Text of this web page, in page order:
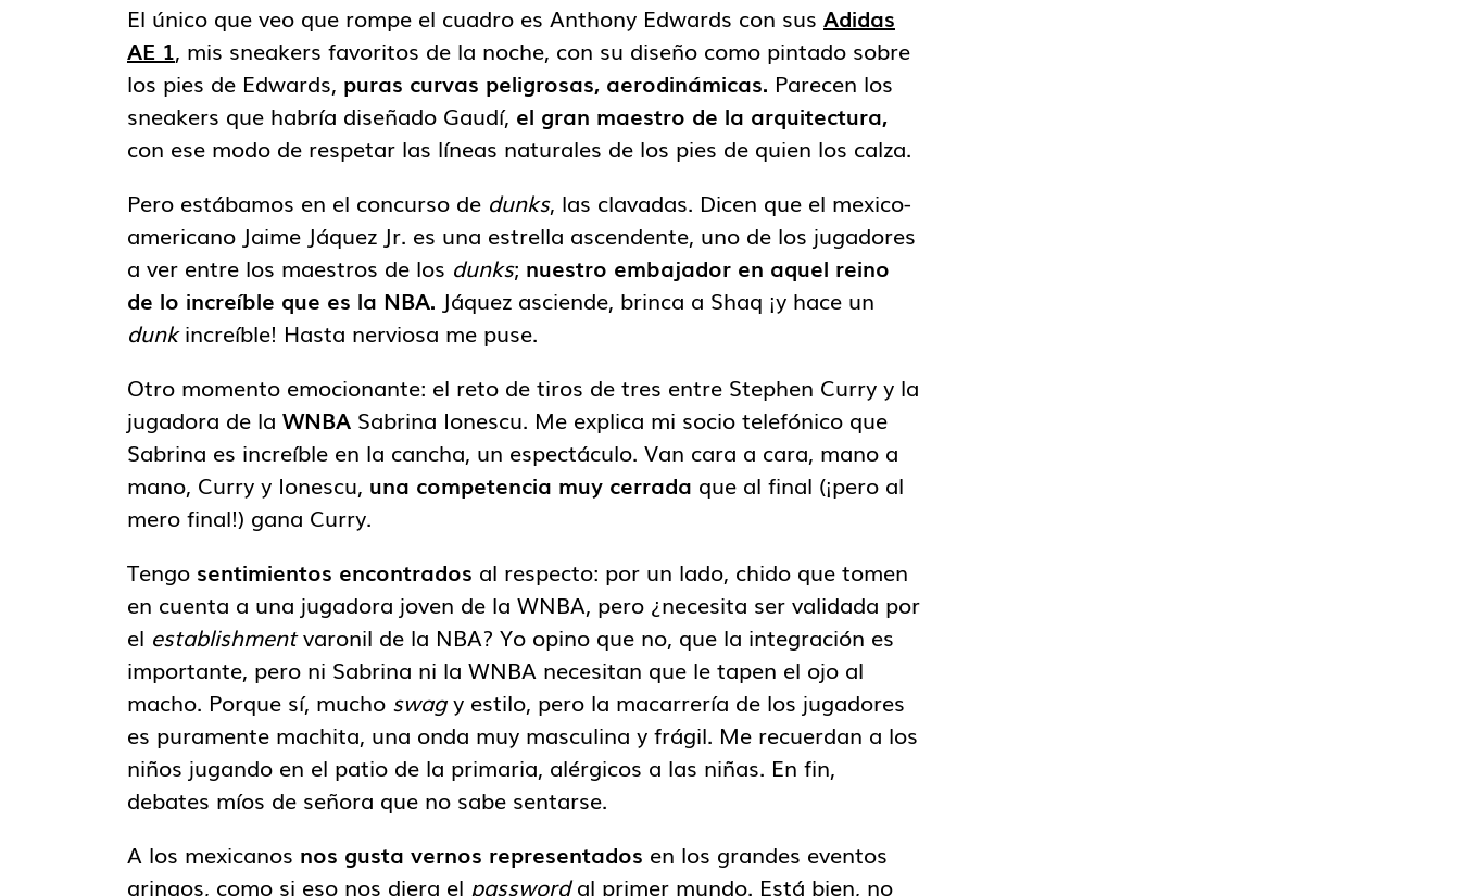
El único que veo que rompe el cuadro es Anthony Edwards con sus Adidas
AE 1, mis sneakers favoritos de la noche, con su diseño como pintado sobre
los pies de Edwards, puras curvas peligrosas, aerodinámicas. Parecen los
sneakers que habría diseñado Gaudí, el gran maestro de la arquitectura,
con ese modo de respetar las líneas naturales de los pies de quien los calza.
Pero estábamos en el concurso de dunks, las clavadas. Dicen que el mexico-
americano Jaime Jáquez Jr. es una estrella ascendente, uno de los jugadores
a ver entre los maestros de los dunks; nuestro embajador en aquel reino
de lo increíble que es la NBA. Jáquez asciende, brinca a Shaq ¡y hace un
dunkincreíble! Hasta nerviosa me puse.
Otro momento emocionante: el reto de tiros de tres entre Stephen Curry y la
jugadora de la WNBA Sabrina Ionescu. Me explica mi socio telefónico que
Sabrina es increíble en la cancha, un espectáculo. Van cara a cara, mano a
mano, Curry y Ionescu, una competencia muy cerrada que al final (¡pero al
mero final!) gana Curry.
Tengo sentimientos encontrados al respecto: por un lado, chido que tomen
en cuenta a una jugadora joven de la WNBA, pero ¿necesita ser validada por
el establishmentvaronil de la NBA? Yo opino que no, que la integración es
importante, pero ni Sabrina ni la WNBA necesitan que le tapen el ojo al
macho. Porque sí, mucho swagy estilo, pero la macarrería de los jugadores
es puramente machita, una onda muy masculina y frágil. Me recuerdan a los
niños jugando en el patio de la primaria, alérgicos a las niñas. En fin,
debates míos de señora que no sabe sentarse.
A los mexicanos nos gusta vernos representados en los grandes eventos
gringos, como si eso nos diera el passwordal primer mundo. Está bien, no